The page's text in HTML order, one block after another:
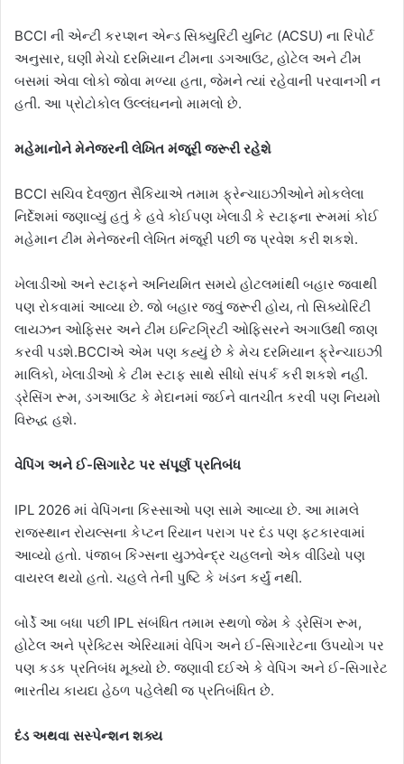
BCCI ની એન્ટી કરપ્શન એન્ડ સિક્યુરિટી યુનિટ (ACSU) ના રિપોર્ટ
અનુસાર, ઘણી મેચો દરમિયાન ટીમના ડગઆઉટ, હોટેલ અને ટીમ
બસમાં એવા લોકો જોવા મળ્યા હતા, જેમને ત્યાં રહેવાની પરવાનગી ન
હતી. આ પ્રોટોકોલ ઉલ્લંઘનનો મામલો છે.
મહેમાનોને મેનેજરની લેખિત મંજૂરી જરૂરી રહેશે
BCCI સચિવ દેવજીત સૈકિયાએ તમામ ફ્રેન્ચાઇઝીઓને મોકલેલા
નિર્દેશમાં જણાવ્યું હતું કે હવે કોઈપણ ખેલાડી કે સ્ટાફના રૂમમાં કોઈ
મહેમાન ટીમ મેનેજરની લેખિત મંજૂરી પછી જ પ્રવેશ કરી શકશે.
ખેલાડીઓ અને સ્ટાફને અનિયમિત સમયે હોટલમાંથી બહાર જવાથી
પણ રોકવામાં આવ્યા છે. જો બહાર જવું જરૂરી હોય, તો સિક્યોરિટી
લાયઝન ઓફિસર અને ટીમ ઇન્ટિગ્રિટી ઓફિસરને અગાઉથી જાણ
કરવી પડશે.BCCIએ એમ પણ કહ્યું છે કે મેચ દરમિયાન ફ્રેન્ચાઇઝી
માલિકો, ખેલાડીઓ કે ટીમ સ્ટાફ સાથે સીધો સંપર્ક કરી શકશે નહીં.
ડ્રેસિંગ રૂમ, ડગઆઉટ કે મેદાનમાં જઈને વાતચીત કરવી પણ નિયમો
વિરુદ્ધ હશે.
વેપિંગ અને ઈ-સિગારેટ પર સંપૂર્ણ પ્રતિબંધ
IPL 2026 માં વેપિંગના કિસ્સાઓ પણ સામે આવ્યા છે. આ મામલે
રાજસ્થાન રોયલ્સના કેપ્ટન રિયાન પરાગ પર દંડ પણ ફટકારવામાં
આવ્યો હતો. પંજાબ કિંગ્સના યુઝવેન્દ્ર ચહલનો એક વીડિયો પણ
વાયરલ થયો હતો. ચહલે તેની પુષ્ટિ કે ખંડન કર્યું નથી.
બોર્ડે આ બધા પછી IPL સંબંધિત તમામ સ્થળો જેમ કે ડ્રેસિંગ રૂમ,
હોટેલ અને પ્રેક્ટિસ એરિયામાં વેપિંગ અને ઈ-સિગારેટના ઉપયોગ પર
પણ કડક પ્રતિબંધ મૂક્યો છે. જણાવી દઈએ કે વેપિંગ અને ઈ-સિગારેટ
ભારતીય કાયદા હેઠળ પહેલેથી જ પ્રતિબંધિત છે.
દંડ અથવા સસ્પેન્શન શક્ય